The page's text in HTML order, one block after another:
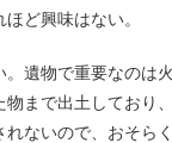
ど興味はない。
遺物で重要なのは
まで出土しており
ないので、おそら